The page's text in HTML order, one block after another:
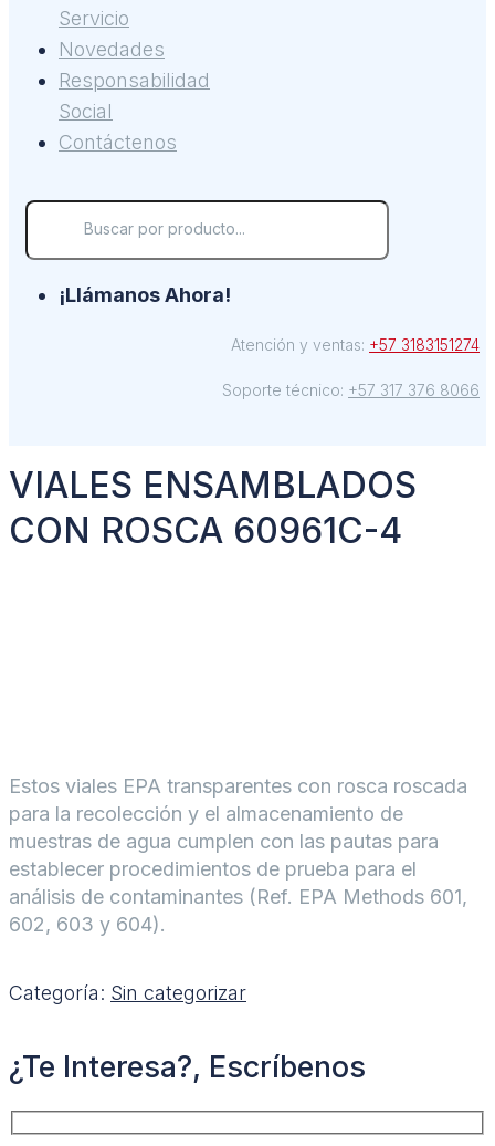
Servicio
Novedades
Responsabilidad
Social
Contáctenos
¡Llámanos Ahora!
Atención y ventas: +57 3183151274
Soporte técnico: +57 317 376 8066
VIALES ENSAMBLADOS
CON ROSCA 60961C-4
Estos viales EPA transparentes con rosca roscada
para la recolección y el almacenamiento de
muestras de agua cumplen con las pautas para
establecer procedimientos de prueba para el
análisis de contaminantes (Ref. EPA Methods 601,
602, 603 y 604).
Categoría: Sin categorizar
¿Te Interesa?, Escríbenos